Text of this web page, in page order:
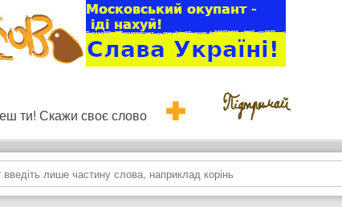
ти! Скажи своє слово